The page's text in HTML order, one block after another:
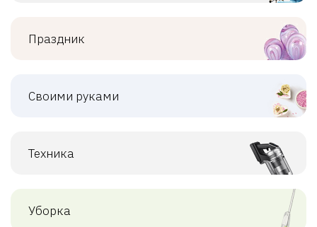
Праздник
Своими руками
Техника
Уборка